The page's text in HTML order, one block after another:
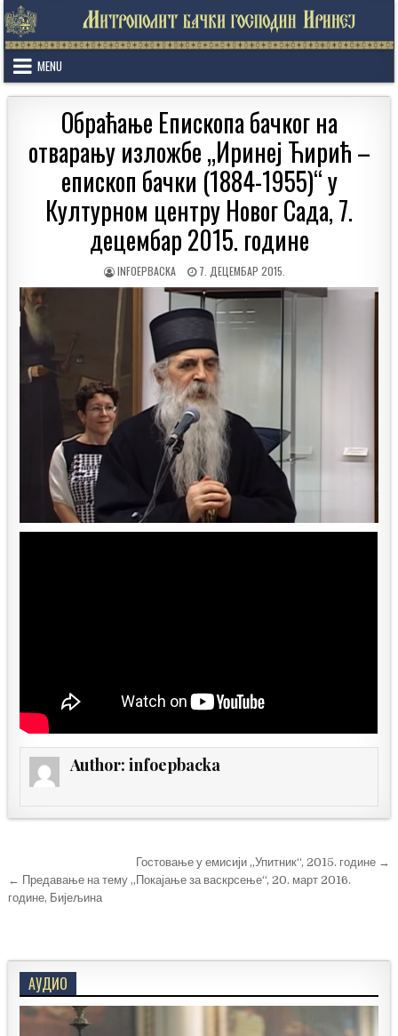
Skip
to
content
MENU
Oбраћање Епископа бачког на
отварању изложбе „Иринеј Ћирић –
eпископ бачки (1884-1955)“ у
Културном центру Новог Сада, 7.
децембар 2015. године
AUTHOR:
INFOEPBACKA
PUBLISHED
DATE:
7. ДЕЦЕМБАР 2015.
Author:infoepbacka
чланка
Гостовање у емисији „Упитник“, 2015. године →
← Предавање на тему „Покајање за васкрсење“, 20. март 2016.
године, Бијељина
АУДИО